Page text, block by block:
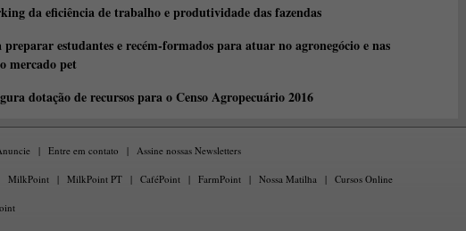
da eficiência de trabalho e produtividade das fazendas
preparar estudantes e recém-formados para atuar no agronegócio e nas
mercado pet
dotação de recursos para o Censo Agropecuário 2016
| Entre em contato | Assine nossas Newsletters
MilkPoint | MilkPoint PT | CaféPoint | FarmPoint | Nossa Matilha | Cursos Online